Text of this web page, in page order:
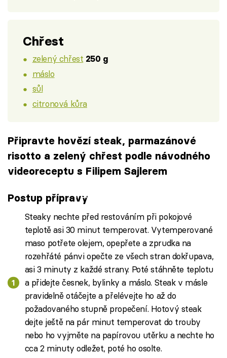
Chřest
zelený chřest 250 g
máslo
sůl
citronová kůra
Připravte hovězí steak, parmazánové
risotto a zelený chřest podle návodného
videoreceptu s Filipem Sajlerem
Failed to fetch
Postup přípravy
Steaky nechte před restováním při pokojové
teplotě asi 30 minut temperovat. Vytemperované
maso potřete olejem, opepřete a zprudka na
rozehřáté pánvi opečte ze všech stran dokřupava,
asi 3 minuty z každé strany. Poté stáhněte teplotu
a přidejte česnek, bylinky a máslo. Steak v másle
pravidelně otáčejte a přelévejte ho až do
požadovaného stupně propečení. Hotový steak
dejte ještě na pár minut temperovat do trouby
nebo ho vyjměte na papírovou utěrku a nechte ho
cca 2 minuty odležet, poté ho osolte.